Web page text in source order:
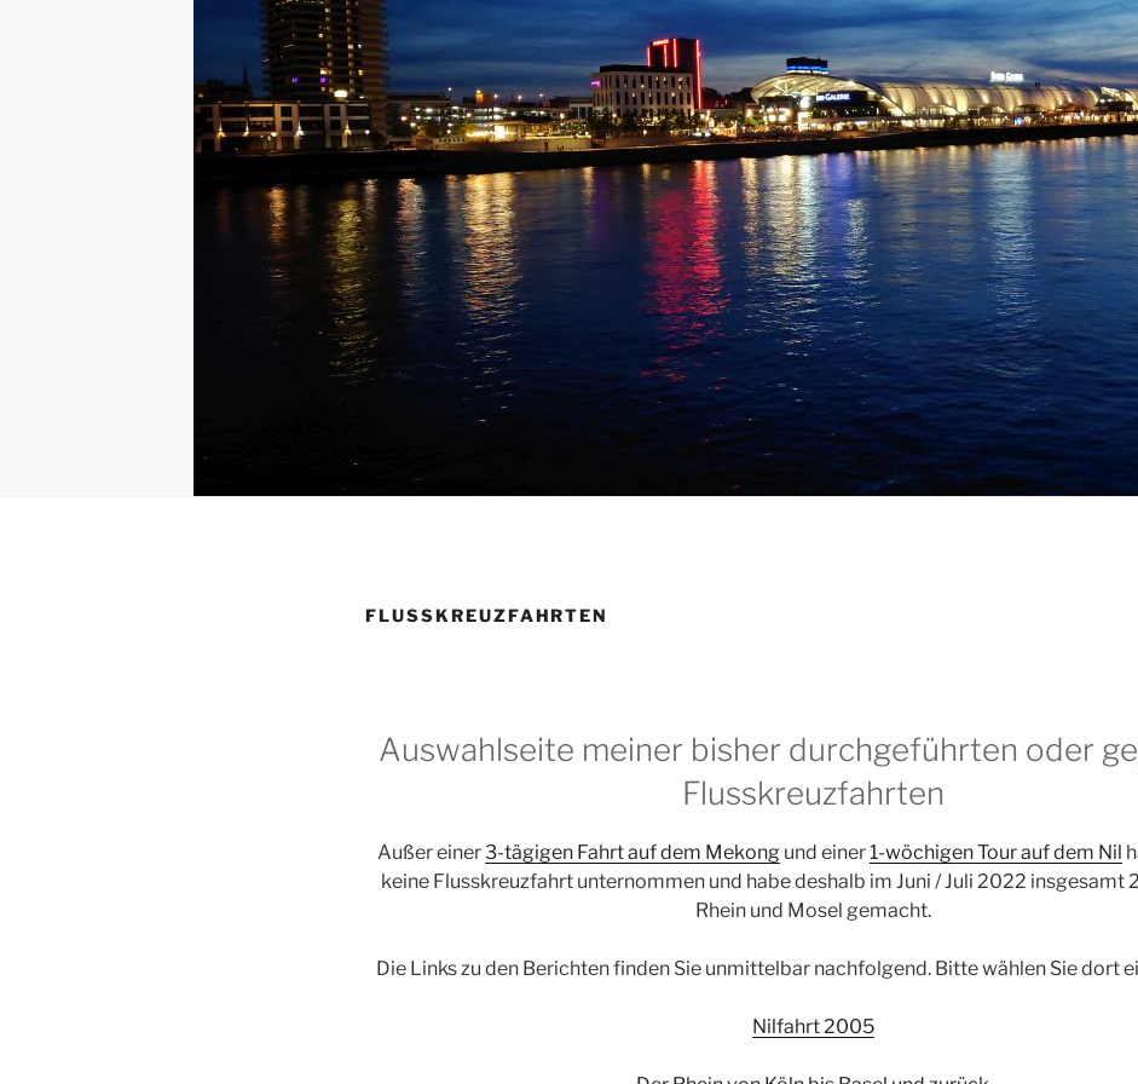
FLUSSKREUZFAHRTEN
Auswahlseite meiner bisher durchgeführten oder
Flusskreuzfahrten
Außer einer3-tägigen Fahrt auf dem Mekongund einer1-wöchigen Tour auf dem Nil
keine Flusskreuzfahrt unternommen und habe deshalb im Juni / Juli 2022 insgesamt
Rhein und Mosel gemacht.
Die Links zu den Berichten finden Sie unmittelbar nachfolgend. Bitte wählen Sie dort
Nilfahrt 2005